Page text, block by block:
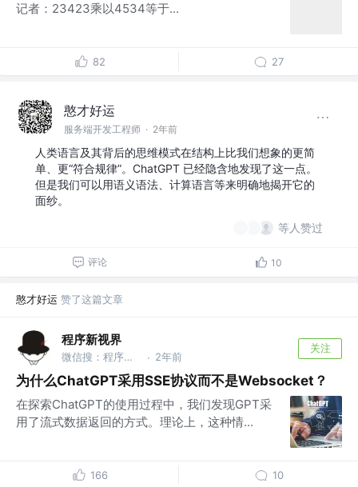
记者：23423乘以4534等于...
82 27
憨才好运
服务端开发工程师 · 2年前
人类语言及其背后的思维模式在结构上比我们想象的更简
单、更“符合规律”。ChatGPT 已经隐含地发现了这一点。
但是我们可以用语义语法、计算语言等来明确地揭开它的
面纱。
等人赞过
评论 10
憨才好运 赞了这篇文章
程序新视界
微信搜：程序新视界 · 2年前
关注
为什么ChatGPT采用SSE协议而不是Websocket？
在探索ChatGPT的使用过程中，我们发现GPT采
用了流式数据返回的方式。理论上，这种情...
166 10